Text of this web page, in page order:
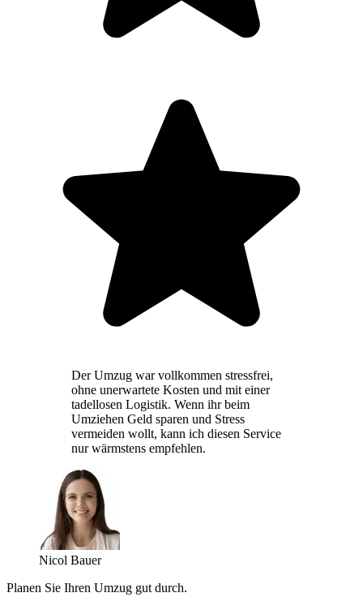
Der Umzug war vollkommen stressfrei,
ohne unerwartete Kosten und mit einer
tadellosen Logistik. Wenn ihr beim
Umziehen Geld sparen und Stress
vermeiden wollt, kann ich diesen Service
nur wärmstens empfehlen.
Nicol Bauer
Planen Sie Ihren Umzug gut durch.